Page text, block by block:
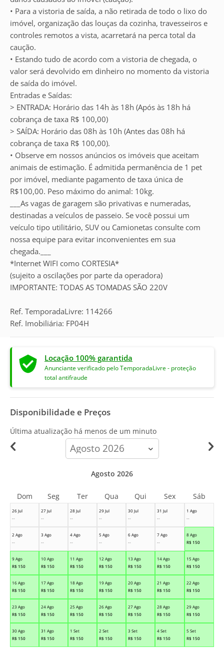
• Para a vistoria de saída, a não retirada de todo o lixo do
imóvel, organização das louças da cozinha, travesseiros e
controles remotos a vista, acarretará na perca total da
caução.
• Estando tudo de acordo com a vistoria de chegada, o
valor será devolvido em dinheiro no momento da vistoria
de saída do imóvel.
Entradas e Saídas:
> ENTRADA: Horário das 14h às 18h (Após às 18h há
cobrança de taxa R$ 100,00)
> SAÍDA: Horário das 08h às 10h (Antes das 08h há
cobrança de taxa R$ 100,00).
• Observe em nossos anúncios os imóveis que aceitam
animais de estimação. É admitida permanência de 1 pet
por imóvel, mediante pagamento de taxa única de
R$100,00. Peso máximo do animal: 10kg.
___As vagas de garagem são privativas e numeradas,
destinadas a veículos de passeio. Se você possui um
veículo tipo utilitário, SUV ou Camionetas consulte com
nossa equipe para evitar inconvenientes em sua
chegada.___
*Internet WIFI como CORTESIA*
(sujeito a oscilações por parte da operadora)
IMPORTANTE: TODAS AS TOMADAS SÃO 220V
Ref. TemporadaLivre: 114266
Ref. Imobiliária: FP04H
Locação 100% garantida
Anunciante verificado pelo TemporadaLivre - proteção
total antifraude
Disponibilidade e Preços
Última atualização há menos de um minuto
calendar-
month
26 Jul
--
27 Jul
--
28 Jul
--
29 Jul
--
30 Jul
--
31 Jul
--
1 Ago
--
2 Ago
--
3 Ago
--
4 Ago
--
5 Ago
--
6 Ago
--
7 Ago
--
8 Ago
R$ 150
9 Ago
R$ 150
10 Ago
R$ 150
11 Ago
R$ 150
12 Ago
R$ 150
13 Ago
R$ 150
14 Ago
R$ 150
15 Ago
R$ 150
16 Ago
R$ 150
17 Ago
R$ 150
18 Ago
R$ 150
19 Ago
R$ 150
20 Ago
R$ 150
21 Ago
R$ 150
22 Ago
R$ 150
23 Ago
R$ 150
24 Ago
R$ 150
25 Ago
R$ 150
26 Ago
R$ 150
27 Ago
R$ 150
28 Ago
R$ 150
29 Ago
R$ 150
30 Ago
R$ 150
31 Ago
R$ 150
1 Set
R$ 150
2 Set
R$ 150
3 Set
R$ 150
4 Set
R$ 150
5 Set
R$ 150
Agosto 2026
Dom Seg Ter Qua Qui Sex Sáb